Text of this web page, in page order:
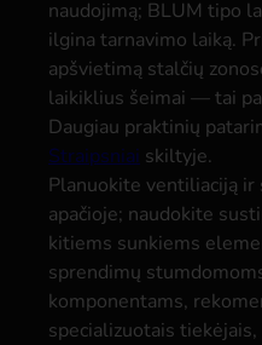
naudojimą; BLUM tipo
ilgina tarnavimo laiką.
apšvietimą stalčių
laikiklius šeimai — tai
Daugiau praktinių
Straipsniai skiltyje.
Planuokite ventiliaciją ir
apačioje; naudokite
kitiems sunkiems
sprendimų
komponentams,
specializuotais